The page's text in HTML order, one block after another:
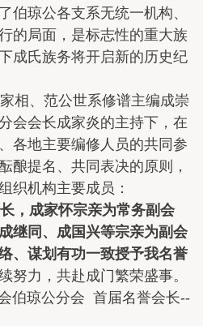
伯琼公各支系无统一机构、
的局面，是标志性的重大族
成氏族务将开启新的历史纪
相、范公世系修谱主编成崇
会会长成家炎的主持下，在
各地主要编修人员的共同参
酿提名、共同表决的原则，
织机构主要成员：
，成家怀宗亲为常务副会
继同、成国兴等宗亲为副会
、谋划有功一致授予我名誉
努力，共赴成门繁荣盛事。
琼公分会 首届名誉会长--